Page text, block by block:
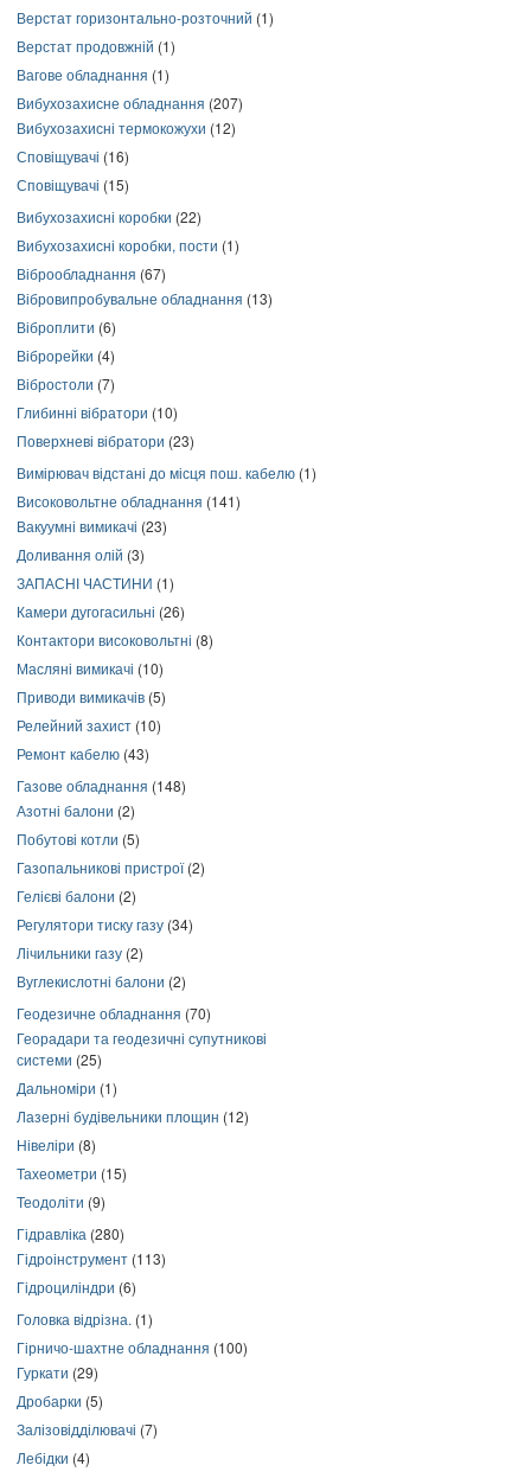
Верстат горизонтально-розточний (1)
Верстат продовжній (1)
Вагове обладнання (1)
Вибухозахисне обладнання (207)
Вибухозахисні термокожухи (12)
Сповіщувачі (16)
Сповіщувачі (15)
Вибухозахисні коробки (22)
Вибухозахисні коробки, пости (1)
Віброобладнання (67)
Вібровипробувальне обладнання (13)
Віброплити (6)
Віброрейки (4)
Вібростоли (7)
Глибинні вібратори (10)
Поверхневі вібратори (23)
Вимірювач відстані до місця пош. кабелю (1)
Високовольтне обладнання (141)
Вакуумні вимикачі (23)
Доливання олій (3)
ЗАПАСНІ ЧАСТИНИ (1)
Камери дугогасильні (26)
Контактори високовольтні (8)
Масляні вимикачі (10)
Приводи вимикачів (5)
Релейний захист (10)
Ремонт кабелю (43)
Газове обладнання (148)
Азотні балони (2)
Побутові котли (5)
Газопальникові пристрої(2)
Гелієві балони (2)
Регулятори тиску газу (34)
Лічильники газу (2)
Вуглекислотні балони (2)
Геодезичне обладнання (70)
Георадари та геодезичні супутникові
системи (25)
Дальноміри (1)
Лазерні будівельники площин (12)
Нівеліри (8)
Тахеометри (15)
Теодоліти (9)
Гідравліка (280)
Гідроінструмент (113)
Гідроциліндри (6)
Головка відрізна. (1)
Гірничо-шахтне обладнання (100)
Гуркати (29)
Дробарки (5)
Залізовідділювачі (7)
Лебідки (4)